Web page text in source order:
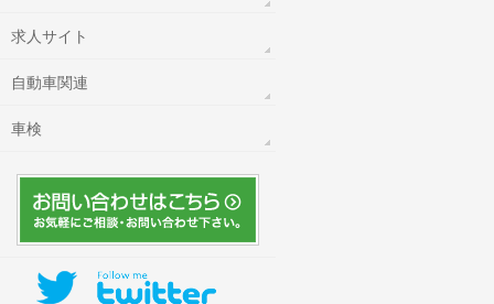
求人サイト
自動車関連
車検